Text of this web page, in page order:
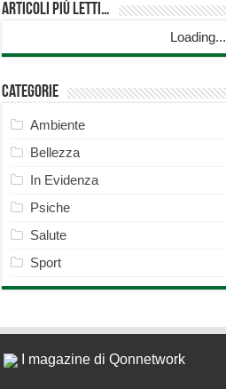
Articoli più Letti…
Loading...
Categorie
Ambiente
Bellezza
In Evidenza
Psiche
Salute
Sport
I magazine di Qonnetwork